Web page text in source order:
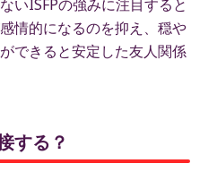
いISFPの強みに注目すると
情的になるのを抑え、穏や
できると安定した友人関係
する？